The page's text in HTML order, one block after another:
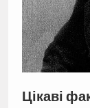
Цікаві